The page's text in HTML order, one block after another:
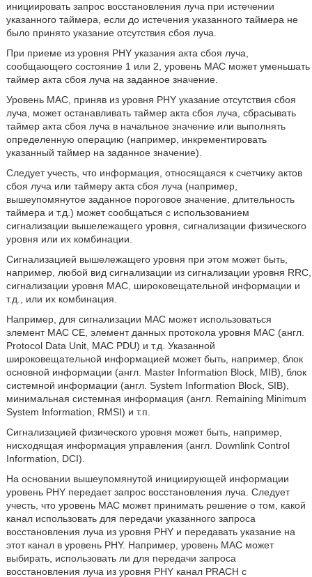
инициировать запрос восстановления луча при истечении
указанного таймера, если до истечения указанного таймера не
было принято указание отсутствия сбоя луча.
При приеме из уровня PHY указания акта сбоя луча,
сообщающего состояние 1 или 2, уровень MAC может уменьшать
таймер акта сбоя луча на заданное значение.
Уровень MAC, приняв из уровня PHY указание отсутствия сбоя
луча, может останавливать таймер акта сбоя луча, сбрасывать
таймер акта сбоя луча в начальное значение или выполнять
определенную операцию (например, инкрементировать
указанный таймер на заданное значение).
Следует учесть, что информация, относящаяся к счетчику актов
сбоя луча или таймеру акта сбоя луча (например,
вышеупомянутое заданное пороговое значение, длительность
таймера и т.д.) может сообщаться с использованием
сигнализации вышележащего уровня, сигнализации физического
уровня или их комбинации.
Сигнализацией вышележащего уровня при этом может быть,
например, любой вид сигнализации из сигнализации уровня RRC,
сигнализации уровня MAC, широковещательной информации и
т.д., или их комбинация.
Например, для сигнализации MAC может использоваться
элемент MAC СЕ, элемент данных протокола уровня MAC (англ.
Protocol Data Unit, MAC PDU) и т.д. Указанной
широковещательной информацией может быть, например, блок
основной информации (англ. Master Information Block, MIB), блок
системной информации (англ. System Information Block, SIB),
минимальная системная информация (англ. Remaining Minimum
System Information, RMSI) и т.п.
Сигнализацией физического уровня может быть, например,
нисходящая информация управления (англ. Downlink Control
Information, DCI).
На основании вышеупомянутой инициирующей информации
уровень PHY передает запрос восстановления луча. Следует
учесть, что уровень MAC может принимать решение о том, какой
канал использовать для передачи указанного запроса
восстановления луча из уровня PHY и передавать указание на
этот канал в уровень PHY. Например, уровень MAC может
выбирать, использовать ли для передачи запроса
восстановления луча из уровня PHY канал PRACH с